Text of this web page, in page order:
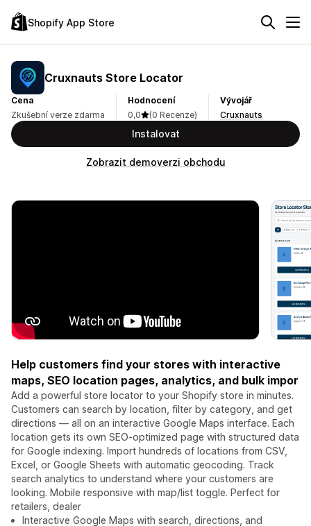
Shopify App Store
Cruxnauts Store Locator
Cena
Zkušební verze zdarma
Hodnocení
0,0
(0 Recenze)
Vývojář
Cruxnauts
Instalovat
Zobrazit demoverzi obchodu
Help customers find your stores with interactive
maps, SEO location pages, analytics, and bulk impor
Add a powerful store locator to your Shopify store in minutes.
Customers can search by location, filter by category, and get
directions — all on an interactive Google Maps interface. Each
location gets its own SEO-optimized page with structured data
for Google indexing. Import hundreds of locations from CSV,
Excel, or Google Sheets with automatic geocoding. Track
search analytics to understand where your customers are
looking. Mobile responsive with map/list toggle. Perfect for
retailers, dealer
Interactive Google Maps with search, directions, and